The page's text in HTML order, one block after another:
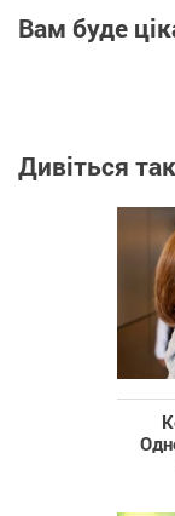
Вам буде
Дивіться